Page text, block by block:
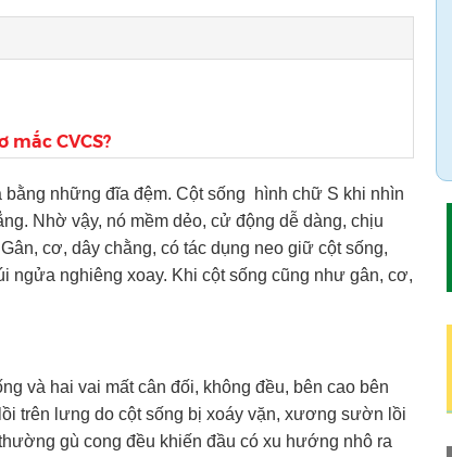
CVCS?
những đĩa đệm. Cột sống hình chữ S khi nhìn
Nhờ vậy, nó mềm dẻo, cử động dễ dàng, chịu
cơ, dây chằng, có tác dụng neo giữ cột sống,
nghiêng xoay. Khi cột sống cũng như gân, cơ,
và hai vai mất cân đối, không đều, bên cao bên
trên lưng do cột sống bị xoáy vặn, xương sườn lồi
gù cong đều khiến đầu có xu hướng nhô ra